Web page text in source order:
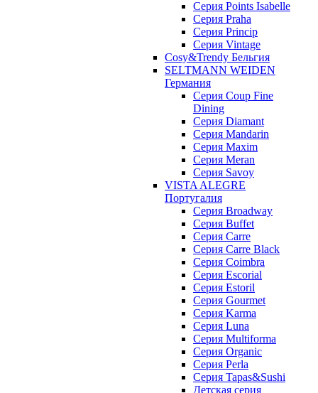
Серия Points Isabelle
Серия Praha
Серия Princip
Серия Vintage
Cosy&Trendy Бельгия
SELTMANN WEIDEN
Германия
Cерия Coup Fine
Dining
Cерия Diamant
Cерия Mandarin
Cерия Maxim
Серия Meran
Серия Savoy
VISTA ALEGRE
Португалия
Серия Broadway
Серия Buffet
Серия Carre
Серия Carre Black
Серия Coimbra
Серия Escorial
Серия Estoril
Серия Gourmet
Серия Karma
Серия Luna
Серия Multiforma
Серия Organic
Серия Perla
Серия Tapas&Sushi
Детская серия